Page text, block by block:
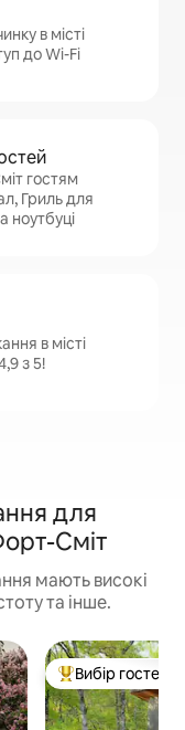
в місті
до Wi-Fi
гостям
Гриль для
ноутбуці
в місті
з 5!
для
Сміт
мають високі
та інше.
Топ вибір гостей
Вибір гостей